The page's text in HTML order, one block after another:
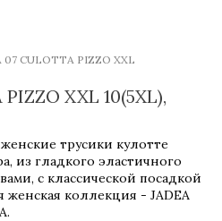
07 CULOTTA PIZZO XXL
XXL 10(5XL),
трусики кулотте
из гладкого эластичного
с классической посадкой
женская коллекция - JADEA